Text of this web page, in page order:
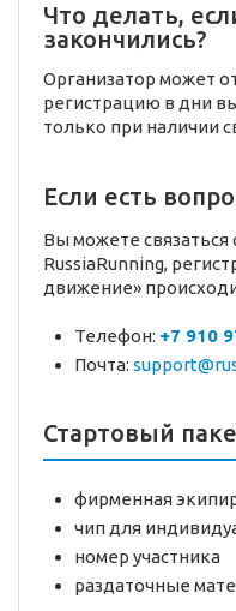
Что делать,
закончились?
Организатор может
регистрацию в дни
только при наличии
Если есть
Вы можете
RussiaRunning,
движение»
Телефон: +7 910
Почта:
Стартовый
фирменная
чип для
номер участника
раздаточные